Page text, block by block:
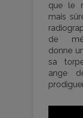
que le
mais
de
donne
sa
ange